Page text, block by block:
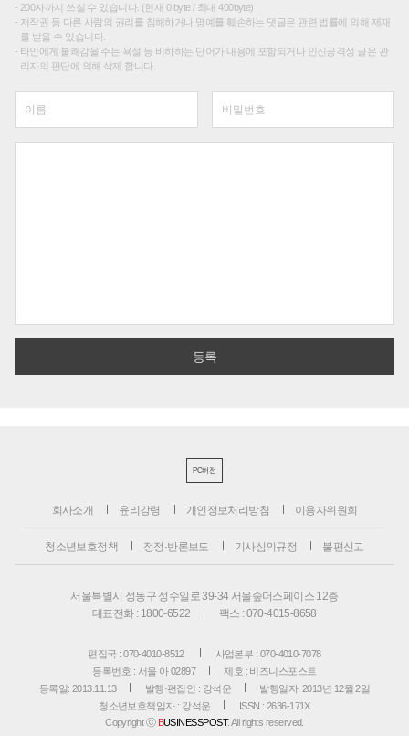
200자까지 쓰실 수 있습니다. (현재 0 byte / 최대 400byte)
저작권 등 다른 사람의 권리를 침해하거나 명예를 훼손하는 댓글은 관련 법률에 의해 제재
를 받을 수 있습니다.
타인에게 불쾌감을 주는 욕설 등 비하하는 단어가 내용에 포함되거나 인신공격성 글은 관
리자의 판단에 의해 삭제 합니다.
PC버전
회사소개 윤리강령 개인정보처리방침 이용자위원회
청소년보호정책 정정·반론보도 기사심의규정 불편신고
서울특별시 성동구 성수일로 39-34 서울숲더스페이스 12층
대표전화 : 1800-6522
팩스 : 070-4015-8658
편집국 : 070-4010-8512
사업본부 : 070-4010-7078
등록번호 : 서울 아 02897
제호 : 비즈니스포스트
등록일: 2013.11.13
발행·편집인 : 강석운
발행일자: 2013년 12월 2일
청소년보호책임자 : 강석운
ISSN : 2636-171X
Copyright ⓒ BUSINESSPOST. All rights reserved.